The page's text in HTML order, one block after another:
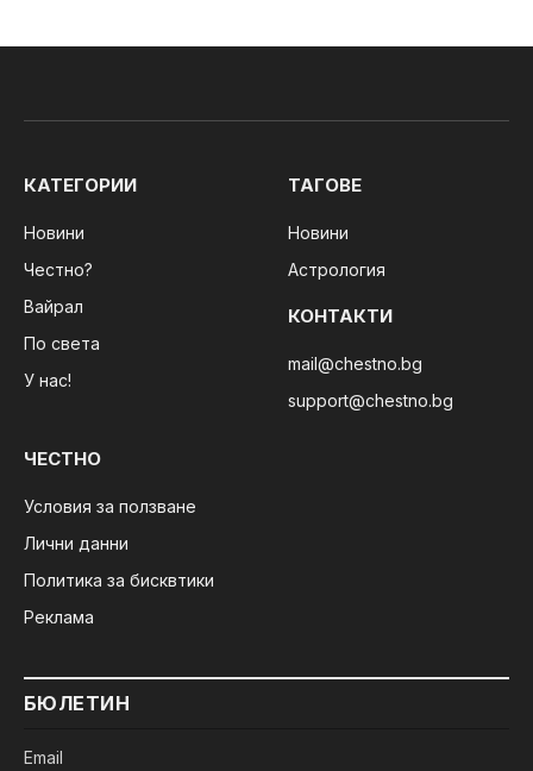
КАТЕГОРИИ
Новини
Честно?
Вайрал
По света
У нас!
ТАГОВЕ
Новини
Астрология
КОНТАКТИ
mail@chestno.bg
support@chestno.bg
ЧЕСТНО
Условия за ползване
Лични данни
Политика за бисквтики
Реклама
БЮЛЕТИН
Email